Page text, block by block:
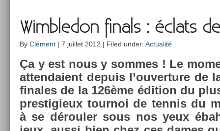
Wimbledon finals : éclats
By Clément | 7 juillet 2012 | Filed under: Actualité
Ça y est nous y som­mes ! Le
at­tendaient de­puis l’ouver­ture de
fin­ales de la 126ème édi­tion du
pre­stigieux tour­noi de ten­nis du
à se déroul­er sous nos yeux